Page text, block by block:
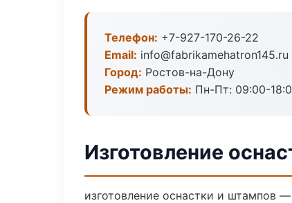
Телефон: +7-927-170-26-22
Email: info@fabrikamehatron145.ru
Город: Ростов-на-Дону
Режим работы: Пн-Пт: 09:00-
Изготовление
изготовление оснастки и штампов